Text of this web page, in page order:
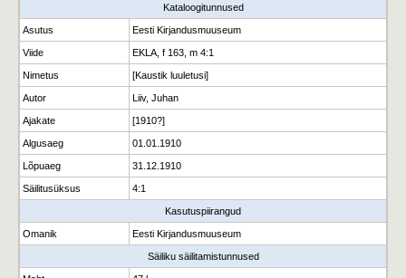
Kataloogitunnused
Asutus Eesti Kirjandusmuuseum
Viide EKLA, f 163, m 4:1
Nimetus [Kaustik luuletusi]
Autor Liiv, Juhan
Ajakate [1910?]
Algusaeg 01.01.1910
Lõpuaeg 31.12.1910
Säilitusüksus 4:1
Kasutuspiirangud
Omanik Eesti Kirjandusmuuseum
Säiliku säilitamistunnused